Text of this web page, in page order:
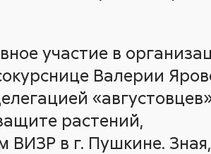
участие в
Валерии
растений,
в г. Пушкине.